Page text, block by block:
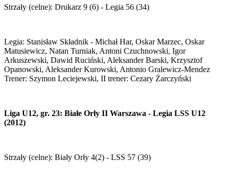
Strzały (celne): Drukarz 9 (6) - Legia 56 (34)
Legia: Stanisław Składnik - Michał Har, Oskar Marzec, Oskar
Matusiewicz, Natan Turniak, Antoni Czuchnowski, Igor
Arkuszewski, Dawid Ruciński, Aleksander Barski, Krzysztof
Opanowski, Aleksander Kurowski, Antonio Gralewicz-Mendez
Trener: Szymon Leciejewski, II trener: Cezary Żarczyński
Liga U12, gr. 23: Białe Orły II Warszawa - Legia LSS U12
(2012)
Strzały (celne): Biały Orły 4(2) - LSS 57 (39)